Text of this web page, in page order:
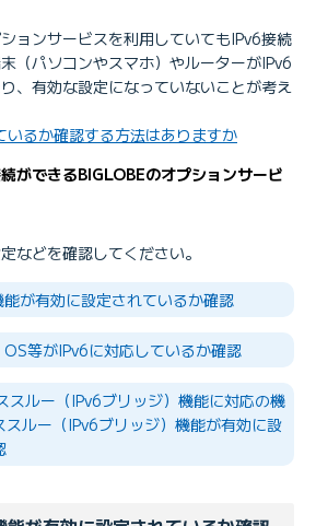
ョンサービスを利用していてもIPv6接続
（パソコンやスマホ）やルーターがIPv6
、有効な設定になっていないことが考え
いるか確認する方法はありますか
ができるBIGLOBEのオプションサービ
（*1）
ン
ンライト
などを確認してください。
が有効に設定されているか確認
等がIPv6に対応しているか確認
スルー（IPv6ブリッジ）機能に対応の機
ルー（IPv6ブリッジ）機能が有効に設